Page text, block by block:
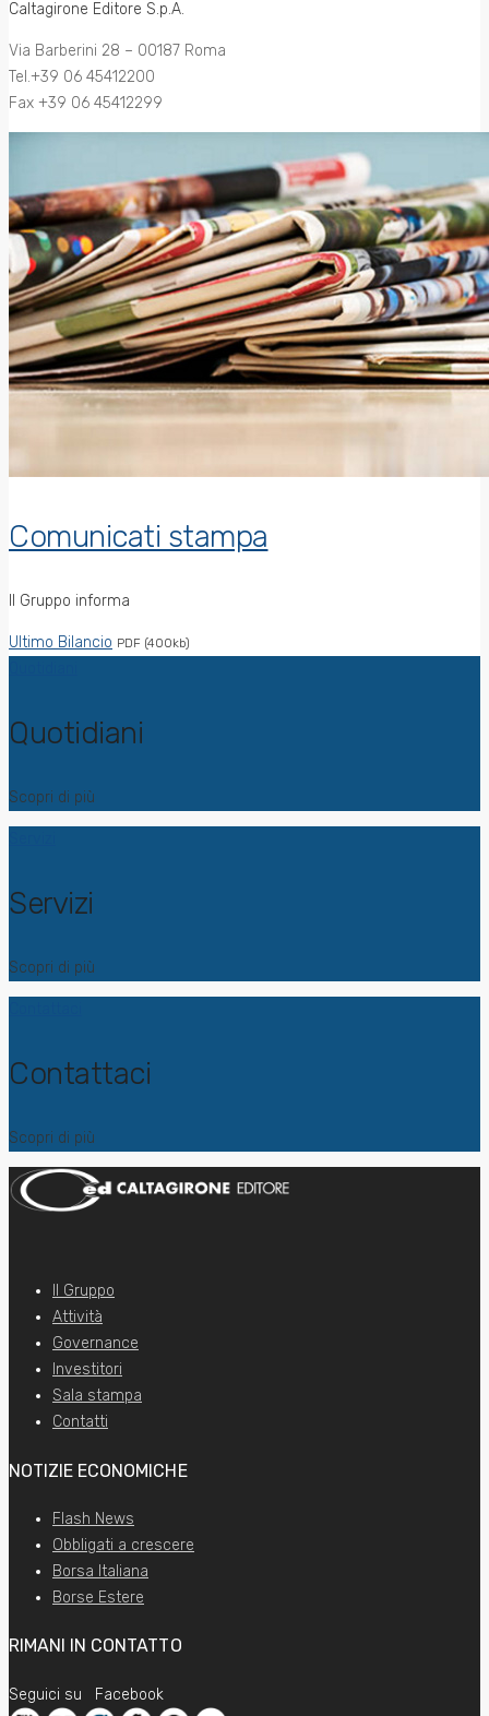
Caltagirone Editore S.p.A.
Via Barberini 28 – 00187 Roma
Tel.+39 06 45412200
Fax +39 06 45412299
Comunicati stampa
Il Gruppo informa
Ultimo Bilancio PDF (400kb)
Quotidiani
Scopri di più
Servizi
Scopri di più
Contattaci
Scopri di più
Il Gruppo
Attività
Governance
Investitori
Sala stampa
Contatti
NOTIZIE ECONOMICHE
Flash News
Obbligati a crescere
Borsa Italiana
Borse Estere
RIMANI IN CONTATTO
Seguici su Facebook